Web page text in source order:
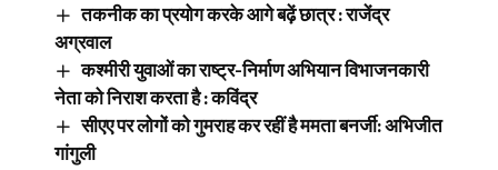
तकनीक का प्रयोग करके आगे बढ़ें छात्र : राजेंद्र
अग्रवाल
कश्मीरी युवाओं का राष्ट्र-निर्माण अभियान विभाजनकारी
नेता को निराश करता है : कविंद्र
सीएए पर लोगों को गुमराह कर रहीं है ममता बनर्जी: अभिजीत
गांगुली